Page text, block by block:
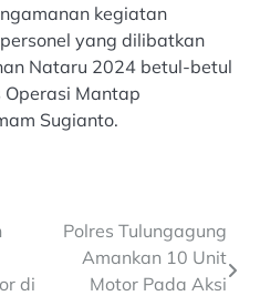
kegiatan
yang dilibatkan
Nataru 2024 betul-betul
Mantap
Sugianto.
di
Polres Tulungagung
Amankan 10 Unit
Motor Pada Aksi